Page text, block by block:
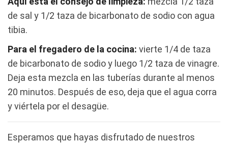
de sal y 1/2 taza de bicarbonato de sodio con agua
tibia.
Para el fregadero de la cocina: vierte 1/4 de taza
de bicarbonato de sodio y luego 1/2 taza de vinagre.
Deja esta mezcla en las tuberías durante al menos
20 minutos. Después de eso, deja que el agua corra
y viértela por el desagüe.
Esperamos que hayas disfrutado de nuestros